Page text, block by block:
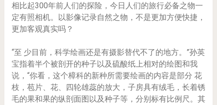
相比起300年前人们的探险，今日人们的旅行必备之物一
定有照相机。以影像记录自然之物，不是更加方便快捷，
更加客观真实吗？
“至 少目前，科学绘画还是有摄影替代不了的地方。”孙英
宝指着半个被剖开的种子以及硫酸纸上相对的绘图和我
说，“你看，这个樟科的新种所需要绘画的内容是部分 花
枝，苞片、花、四轮雄蕊的放大，子房具有绒毛，长着锈
毛的果和果的纵剖面图以及种子等，分别标有比例尺。其